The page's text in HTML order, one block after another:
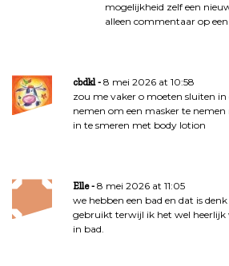
mogelijkheid zelf een
alleen commentaar op
cbdkl
8 mei 2026 at 10:58
zou me vaker o moeten sluiten
nemen om een masker te
in te smeren met body lotion
Elle
8 mei 2026 at 11:05
we hebben een bad en dat is
gebruikt terwijl ik het wel heerlijk
in bad.